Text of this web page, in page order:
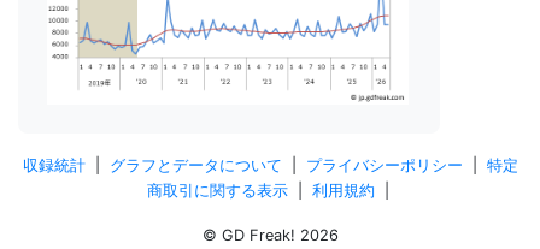
収録統計| グラフとデータについて プライバシーポリシー
特定
商取引に関する表示| 利用規約
© GD Freak! 2026